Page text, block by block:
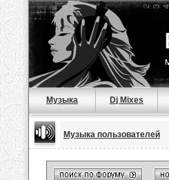
Музыка Dj Mixes
Музыка пользователей